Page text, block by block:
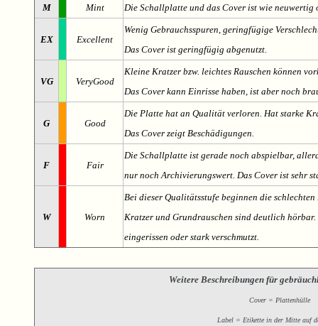
M Mint Die Schallplatte und das Cover ist wie
EX Excellent
Wenig Gebrauchsspuren, geringfügige
Das Cover ist geringfügig abgenutzt.
VG VeryGood
Kleine Kratzer bzw. leichtes Rauschen können
Das Cover kann Einrisse haben, ist aber noch
G Good
Die Platte hat an Qualität verloren. Hat starke
Das Cover zeigt Beschädigungen.
F Fair
Die Schallplatte ist gerade noch abspielbar,
nur noch Archivierungswert. Das Cover ist sehr
W Worn
Bei dieser Qualitätsstufe beginnen die
Kratzer und Grundrauschen sind deutlich
eingerissen oder stark verschmutzt.
Weitere Beschreibungen für
Cover = Plattenhülle
Label = Etikette in der Mitte auf